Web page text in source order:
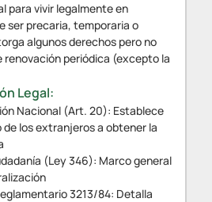
para vivir legalmente en
ser precaria, temporaria o
algunos derechos pero no
renovación periódica (excepto la
Legal:
Nacional (Art. 20): Establece
de los extranjeros a obtener la
(Ley 346): Marco general
3213/84: Detalla